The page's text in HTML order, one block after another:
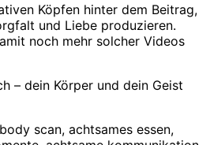
Köpfen hinter dem Beitrag,
und Liebe produzieren.
noch mehr solcher Videos
– dein Körper und dein Geist
scan, achtsames essen,